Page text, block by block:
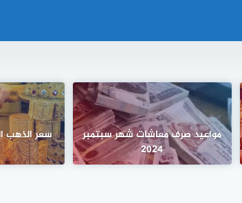
مواعيد صرف معاشات شهر سبتمبر
2024